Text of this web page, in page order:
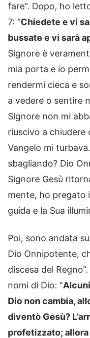
fare”. Dopo, ho
7: “Chiedete e vi
bussate e vi sarà
Signore è
mia porta e io
rendermi cieca e
a vedere o sentire
Signore non mi
riuscivo a chiudere
Vangelo mi
sbagliando? Dio
Signore Gesù
mente, ho pregato
guida e la Sua
Poi, sono andata
Dio Onnipotente,
discesa del
nomi di Dio: “
Dio non cambia,
diventò Gesù?
profetizzato;